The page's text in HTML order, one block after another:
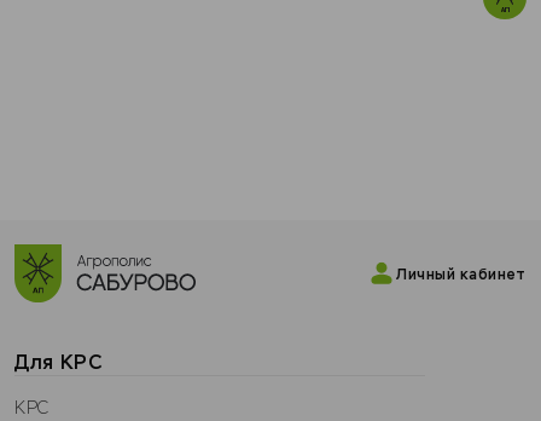
Личный кабинет
Для КРС
КРС